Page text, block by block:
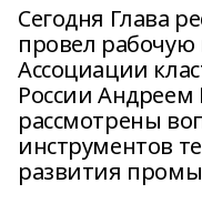
Сегодня Глава
провел рабочую
Ассоциации
России
рассмотрены
инструментов
развития